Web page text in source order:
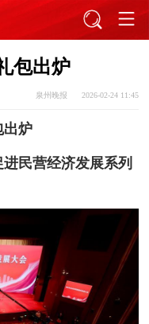
包出炉
泉州晚报 2026-02-24 11:45
出炉
民营经济发展系列